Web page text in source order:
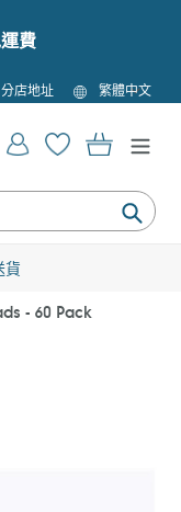
費
分店地址
語
言
繁體中文
提
登入 購物車
貨
- 60 Pack